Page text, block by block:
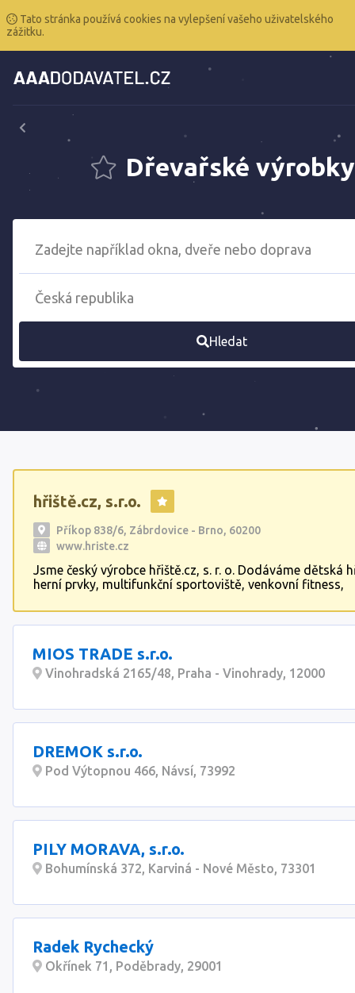
Tato stránka používá cookies na vylepšení vašeho uživatelského
zážitku.
Dřevařské výrobky
Hledat
hřiště.cz, s.r.o.
Příkop 838/6, Zábrdovice - Brno, 60200
www.hriste.cz
Jsme český výrobce hřiště.cz, s. r. o. Dodáváme dětská
herní prvky, multifunkční sportoviště, venkovní fitness,
hřišť vyvíjíme, navrhujeme, vyrábíme, projektujeme i
Nabízíme dětská hřiště venkovní i vnitřní.
MIOS TRADE s.r.o.
Vinohradská 2165/48, Praha - Vinohrady, 12000
DREMOK s.r.o.
Pod Výtopnou 466, Návsí, 73992
PILY MORAVA, s.r.o.
Bohumínská 372, Karviná - Nové Město, 73301
Radek Rychecký
Okřínek 71, Poděbrady, 29001